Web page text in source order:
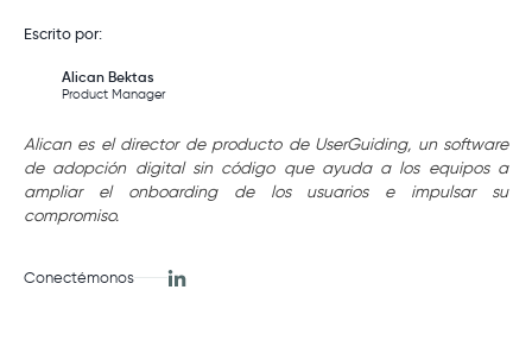
Escrito por:
Alican Bektas
Product Manager
Alican es el director de producto de UserGuiding, un software
de adopción digital sin código que ayuda a los equipos a
ampliar el onboarding de los usuarios e impulsar su
compromiso.
Conectémonos